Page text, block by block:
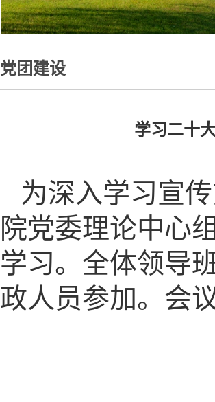
党团建设
学习二十
为深入学习宣
院党委理论中心
学习。全体领导
政人员参加。会